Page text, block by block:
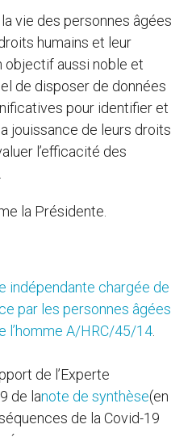
vie des personnes âgées
humains et leur
objectif aussi noble et
de disposer de données
pour identifier et
jouissance de leurs droits
l’efficacité des
la Présidente.
indépendante chargée de
par les personnes âgées
l’homme A/HRC/45/14.
de l’Experte
de lanote de synthèse(en
de la Covid-19